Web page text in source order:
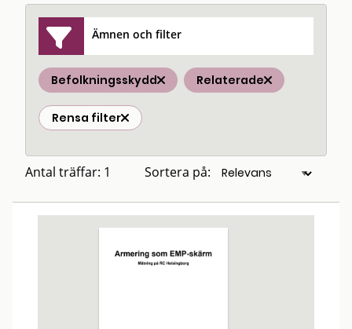
Ämnen och filter
Befolkningsskydd Relaterade
Rensa filter
Antal träffar: 1 Sortera på: